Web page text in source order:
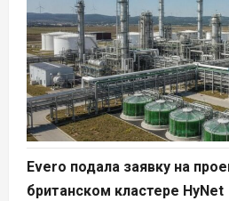
Evero подала заявку на
британском кластере HyNet